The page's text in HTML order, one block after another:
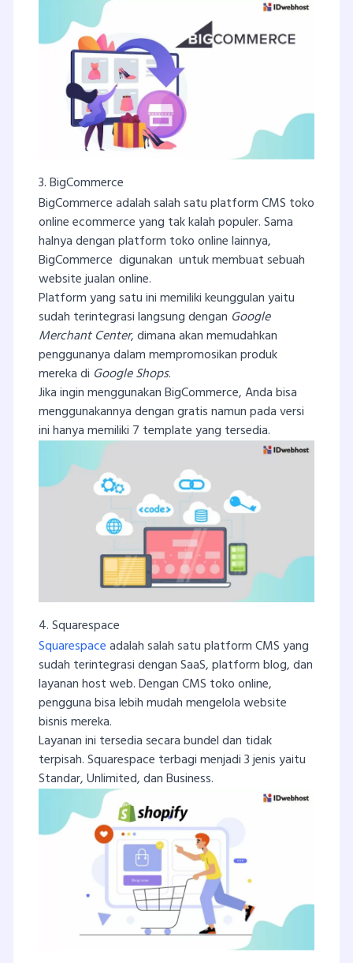
3. BigCommerce
BigCommerce adalah salah satu platform CMS toko
online ecommerce yang tak kalah populer. Sama
halnya dengan platform toko online lainnya,
BigCommerce digunakan untuk membuat sebuah
website jualan online.
Platform yang satu ini memiliki keunggulan yaitu
sudah terintegrasi langsung dengan Google
Merchant Center, dimana akan memudahkan
penggunanya dalam mempromosikan produk
mereka di Google Shops.
Jika ingin menggunakan BigCommerce, Anda bisa
menggunakannya dengan gratis namun pada versi
ini hanya memiliki 7 template yang tersedia.
4. Squarespace
Squarespaceadalah salah satu platform CMS yang
sudah terintegrasi dengan SaaS, platform blog, dan
layanan host web. Dengan CMS toko online,
pengguna bisa lebih mudah mengelola website
bisnis mereka.
Layanan ini tersedia secara bundel dan tidak
terpisah. Squarespace terbagi menjadi 3 jenis yaitu
Standar, Unlimited, dan Business.